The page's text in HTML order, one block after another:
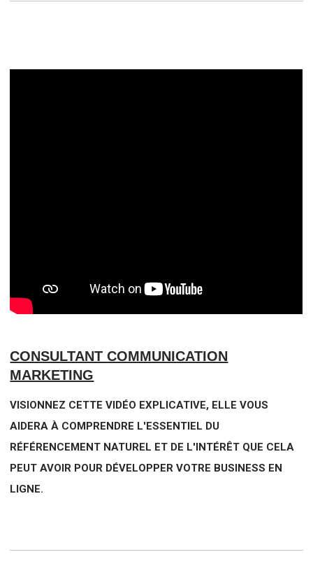
CONSULTANT COMMUNICATION
MARKETING
VISIONNEZ CETTE VIDÉO EXPLICATIVE, ELLE VOUS
AIDERA À COMPRENDRE L'ESSENTIEL DU
RÉFÉRENCEMENT NATUREL ET DE L'INTÉRÊT QUE CELA
PEUT AVOIR POUR DÉVELOPPER VOTRE BUSINESS EN
LIGNE.